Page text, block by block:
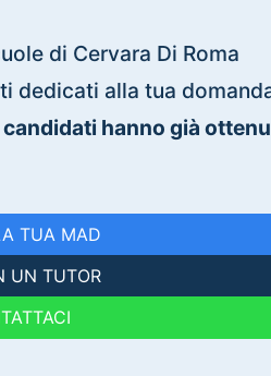
di Cervara Di Roma
dedicati alla tua
hanno già
TUA MAD
UN TUTOR